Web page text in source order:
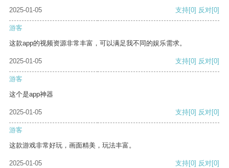
2025-01-05
支持[0] 反对[0]
游客
这款app的视频资源非常丰富，可以满足我不同的娱乐需求。
2025-01-05 支持[0] 反对[0]
游客
这个是app神器
2025-01-05 支持[0] 反对[0]
游客
这款游戏非常好玩，画面精美，玩法丰富。
2025-01-05 支持[0] 反对[0]